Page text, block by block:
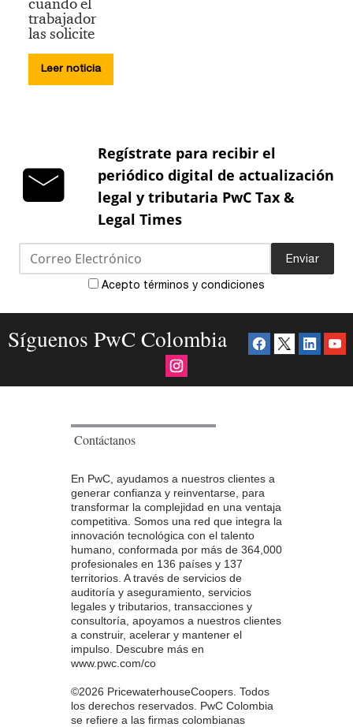
cuando el
trabajador
las solicite
Leer noticia
Regístrate para recibir el
periódico digital de actualización
legal y tributaria PwC Tax &
Legal Times
Enviar
Acepto términos y condiciones
Síguenos PwC Colombia
Contáctanos
En PwC, ayudamos a nuestros clientes a
generar confianza y reinventarse, para
transformar la complejidad en una ventaja
competitiva. Somos una red que integra la
innovación tecnológica con el talento
humano, conformada por más de 364,000
profesionales en 136 países y 137
territorios. A través de servicios de
auditoría y aseguramiento, servicios
legales y tributarios, transacciones y
consultoría, apoyamos a nuestros clientes
a construir, acelerar y mantener el
impulso. Descubre más en
www.pwc.com/co
©2026 PricewaterhouseCoopers. Todos
los derechos reservados. PwC Colombia
se refiere a las firmas colombianas